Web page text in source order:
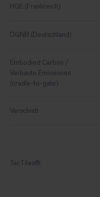
HQE (Frankreich)
DGNB (Deutschland)
Embodied Carbon /
Verbaute Emissionen
(cradle-to-gate)
Verschnitt
TacTiles®